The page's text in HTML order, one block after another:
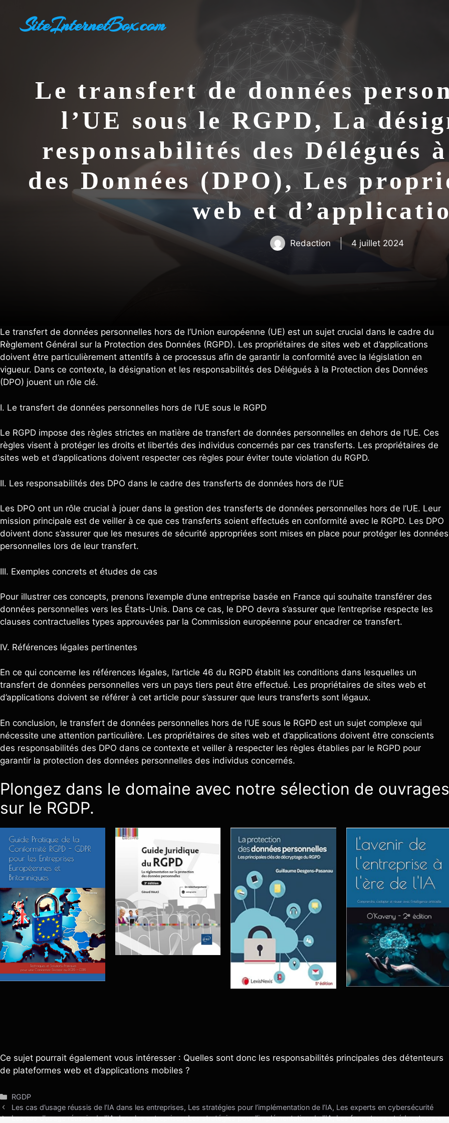
contenuSiteInternetBox.com
Le transfert de données
l’UE sous le RGPD, La
responsabilités des Délégués
des Données (DPO), Les
web et
Redaction 4 juillet 2024
Le transfert de données personnelles hors de l’Union européenne (UE) est un sujet crucial dans le cadre du
Règlement Général sur la Protection des Données (RGPD). Les propriétaires de sites web et d’applications
doivent être particulièrement attentifs à ce processus afin de garantir la conformité avec la législation en
vigueur. Dans ce contexte, la désignation et les responsabilités des Délégués à la Protection des Données
(DPO) jouent un rôle clé.
I. Le transfert de données personnelles hors de l’UE sous le RGPD
Le RGPD impose des règles strictes en matière de transfert de données personnelles en dehors de l’UE. Ces
règles visent à protéger les droits et libertés des individus concernés par ces transferts. Les propriétaires de
sites web et d’applications doivent respecter ces règles pour éviter toute violation du RGPD.
II. Les responsabilités des DPO dans le cadre des transferts de données hors de l’UE
Les DPO ont un rôle crucial à jouer dans la gestion des transferts de données personnelles hors de l’UE. Leur
mission principale est de veiller à ce que ces transferts soient effectués en conformité avec le RGPD. Les DPO
doivent donc s’assurer que les mesures de sécurité appropriées sont mises en place pour protéger les données
personnelles lors de leur transfert.
III. Exemples concrets et études de cas
Pour illustrer ces concepts, prenons l’exemple d’une entreprise basée en France qui souhaite transférer des
données personnelles vers les États-Unis. Dans ce cas, le DPO devra s’assurer que l’entreprise respecte les
clauses contractuelles types approuvées par la Commission européenne pour encadrer ce transfert.
IV. Références légales pertinentes
En ce qui concerne les références légales, l’article 46 du RGPD établit les conditions dans lesquelles un
transfert de données personnelles vers un pays tiers peut être effectué. Les propriétaires de sites web et
d’applications doivent se référer à cet article pour s’assurer que leurs transferts sont légaux.
En conclusion, le transfert de données personnelles hors de l’UE sous le RGPD est un sujet complexe qui
nécessite une attention particulière. Les propriétaires de sites web et d’applications doivent être conscients
des responsabilités des DPO dans ce contexte et veiller à respecter les règles établies par le RGPD pour
garantir la protection des données personnelles des individus concernés.
Plongez dans le domaine avec notre sélection de ouvrages
sur le RGDP.
Ce sujet pourrait également vous intéresser : Quelles sont donc les responsabilités principales des détenteurs
de plateformes web et d’applications mobiles ?
Catégories
RGDP
Les cas d’usage réussis de l’IA dans les entreprises, Les stratégies pour l’implémentation de l’IA, Les experts en cybersécurité
Les cas d’usage réussis de l’IA dans les entreprises, Les stratégies pour l’implémentation de l’IA, Les formateurs et éducateurs en